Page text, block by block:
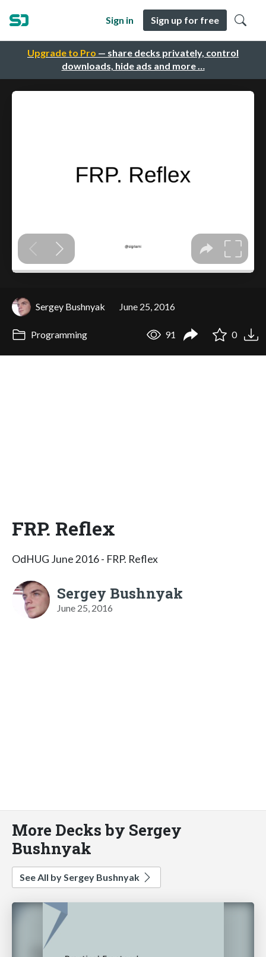
Upgrade to Pro — share decks privately, control
downloads, hide ads and more …
Sign in Sign up for free
Sergey Bushnyak June 25, 2016
Programming 91 0
FRP. Reflex
OdHUG June 2016 - FRP. Reflex
Sergey Bushnyak
June 25, 2016
More Decks by Sergey
Bushnyak
See All by Sergey Bushnyak